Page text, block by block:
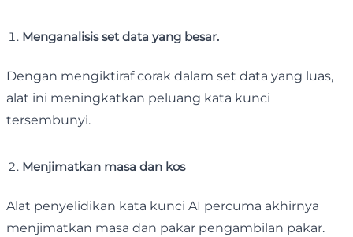
Menganalisis set data yang besar.
Dengan mengiktiraf corak dalam set data yang luas,
alat ini meningkatkan peluang kata kunci
tersembunyi.
Menjimatkan masa dan kos
Alat penyelidikan kata kunci AI percuma akhirnya
menjimatkan masa dan pakar pengambilan pakar.